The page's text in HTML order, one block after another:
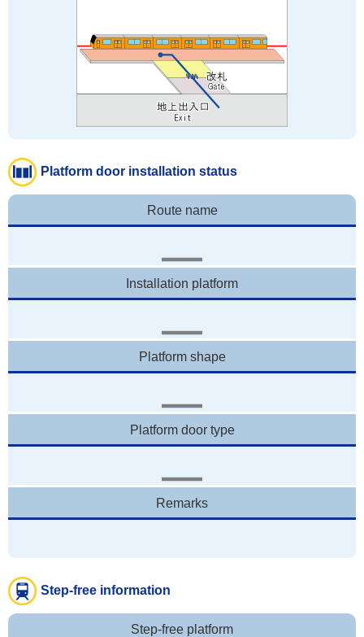
Platform door installation status
Route name
Installation platform
Platform shape
Platform door type
Remarks
Step-free information
Step-free platform